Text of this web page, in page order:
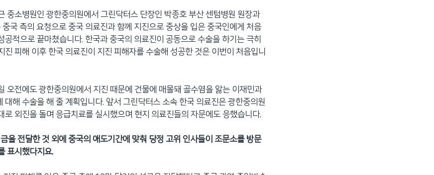
중소병원인 광한중의원에서 그린닥터스 단장인 박종호 부산 센텀병원 원장과
국 측의 요청으로 중국 의료진과 함께 지진으로 중상을 입은 중국인에게 처음
공적으로 끝마쳤습니다. 한국과 중국의 의료진이 공동으로 수술을 하기는 극히
진 피해 이후 한국 의료진이 지진 피해자를 수술해 성공한 것은 이번이 처음입니
오전에도 광한중의원에서 지진 때문에 건물에 매몰돼 골수염을 앓는 이재민과
대해 수술을 해 줄 계획입니다. 앞서 그린닥터스 소속 한국 의료진은 광한중의원
로 외진을 돌며 응급치료를 실시했으며 현지 의료진들의 자문에도 응했습니다.
을 전달한 것 외에 중국의 애도기간에 맞춰 당정 고위 인사들이 조문소를 방문
표시했다지요.